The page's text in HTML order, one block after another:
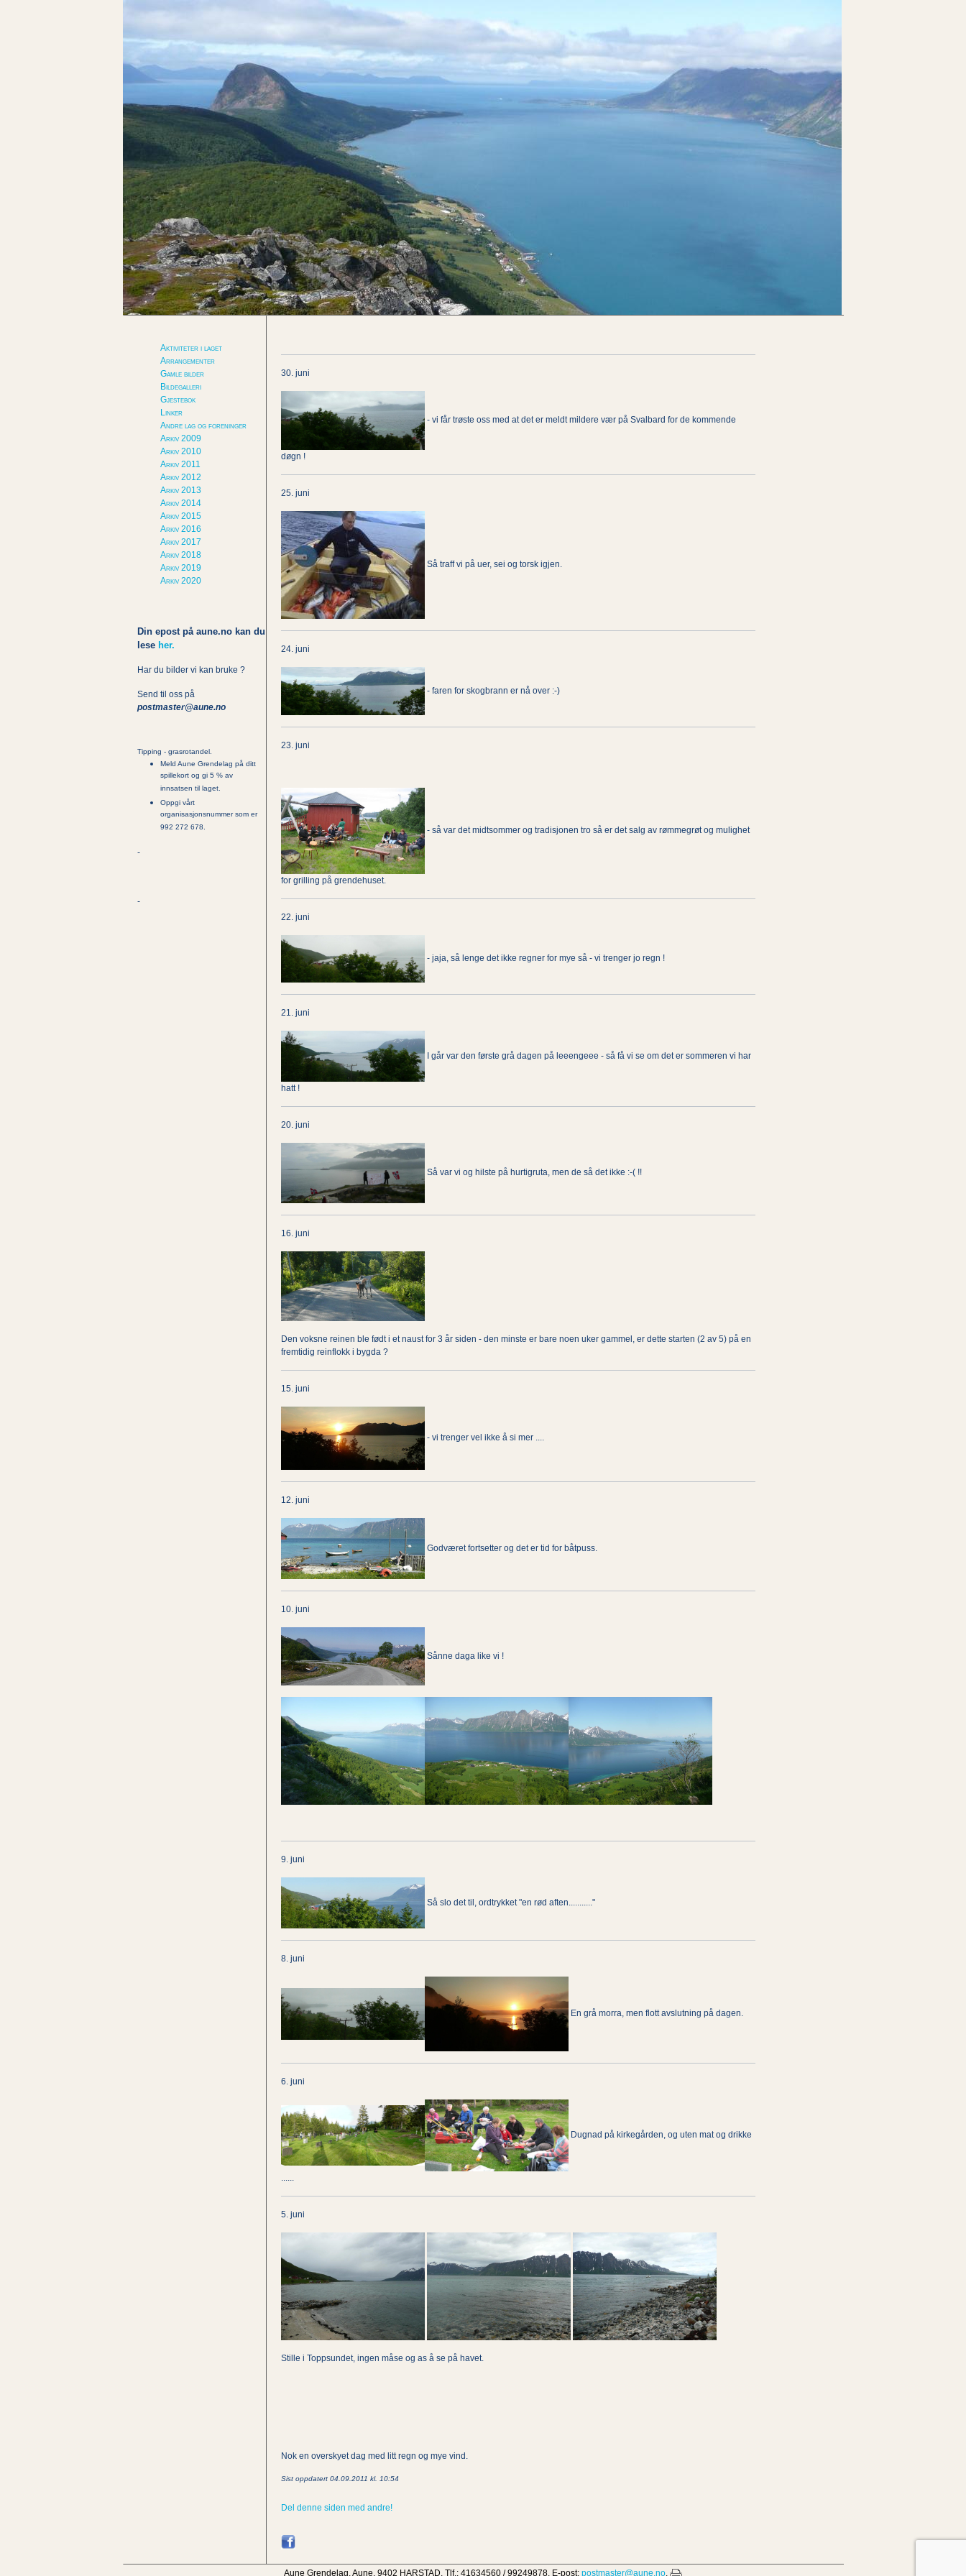
Aktiviteter i laget
Arrangementer
Gamle bilder
Bildegalleri
Gjestebok
Linker
Andre lag og foreninger
Arkiv 2009
Arkiv 2010
Arkiv 2011
Arkiv 2012
Arkiv 2013
Arkiv 2014
Arkiv 2015
Arkiv 2016
Arkiv 2017
Arkiv 2018
Arkiv 2019
Arkiv 2020
Din epost på aune.no kan du
lese her.
Har du bilder vi kan bruke ?
Send til oss på
postmaster@aune.no
Tipping - grasrotandel.
Meld Aune Grendelag på ditt
spillekort og gi 5 % av
innsatsen til laget.
Oppgi vårt
organisasjonsnummer som er
992 272 678.
-
-
30. juni
- vi får trøste oss med at det er meldt mildere vær på Svalbard for de kommende
døgn !
25. juni
Så traff vi på uer, sei og torsk igjen.
24. juni
- faren for skogbrann er nå over :-)
23. juni
- så var det midtsommer og tradisjonen tro så er det salg av rømmegrøt og mulighet
for grilling på grendehuset.
22. juni
- jaja, så lenge det ikke regner for mye så - vi trenger jo regn !
21. juni
I går var den første grå dagen på leeengeee - så få vi se om det er sommeren vi har
hatt !
20. juni
Så var vi og hilste på hurtigruta, men de så det ikke :-( !!
16. juni
Den voksne reinen ble født i et naust for 3 år siden - den minste er bare noen uker gammel, er dette starten (2 av 5) på en
fremtidig reinflokk i bygda ?
15. juni
- vi trenger vel ikke å si mer ....
12. juni
Godværet fortsetter og det er tid for båtpuss.
10. juni
Sånne daga like vi !
9. juni
Så slo det til, ordtrykket "en rød aften..........."
8. juni
En grå morra, men flott avslutning på dagen.
6. juni
Dugnad på kirkegården, og uten mat og drikke
......
5. juni
Stille i Toppsundet, ingen måse og as å se på havet.
Nok en overskyet dag med litt regn og mye vind.
Sist oppdatert 04.09.2011 kl. 10:54
Del denne siden med andre!
Aune Grendelag, Aune, 9402 HARSTAD, Tlf.: 41634560 / 99249878, E-post: postmaster@aune.no,